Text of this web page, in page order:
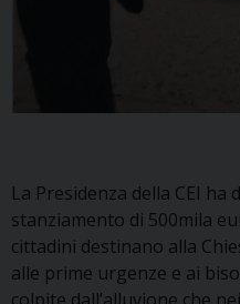
La Presidenza della CEI
stanziamento di 500mila
cittadini destinano alla
alle prime urgenze e ai